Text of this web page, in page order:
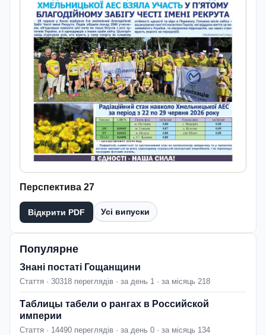
Перспектива 27
Відкрити PDF Усі випуски
Популярне
Знані постаті Гощанщини
Стаття · 30318 переглядів · за день 1 · за місяць 218
Таблицы табели о рангах в Российской
империи
Стаття · 14490 переглядів · за день 0 · за місяць 134